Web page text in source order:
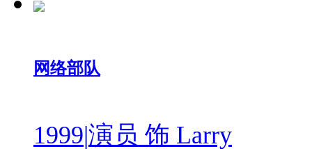
网络部队
1999|演员 饰 Larry